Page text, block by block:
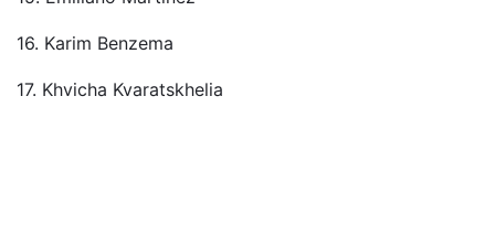
16. Karim Benzema
17. Khvicha Kvaratskhelia